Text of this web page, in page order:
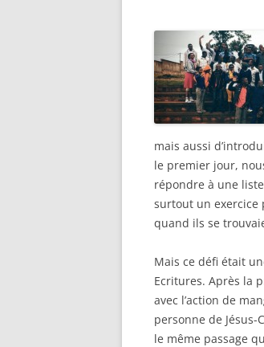
mais aussi
le premier jour,
répondre à une
surtout un exercice
quand ils se
Mais ce défi était
Ecritures. Après la
avec l’action de
personne de
le même passage